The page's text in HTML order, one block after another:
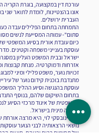
עורכת דין במקצועה, בוגרת הקריה
אונו בהצטיינות, לומדת לתואר שני
העברית ירושלים.
התמחתה בתחום הפלילים עבדה
סתום"- עמותה המסייעת לנשים
כיום עובדת אורית בסיוע
עוסקת בענייני משפחה וקטינים.
ישראל ובבית המשפט העליון
אזרחות ודמוקרטיה. מנחת קבוצות
זכויות נוער, משפט פלילי ומיני
מתנדבת בוכנית קידום נוער של
עוסקת בהנגשה וסיוע ההליך
בתחום השיקום שלהם, בנוסף
המשפטית של איגוד מרכזי הסיוע
תקיפה מינית בישראל.
עו"ד ינובסקי לוי, היא מרצה
נושאי הרצאותיה לבני הנוער
של תחומים רבים ובניהם: סוגיית